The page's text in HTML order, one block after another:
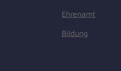
Ehrenamt
Bildung